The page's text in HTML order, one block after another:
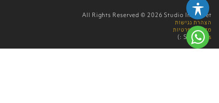
All Rights Reserved © 2026 Studio Imaginet
הצהרת נגישות
מדיניות פרטיות
Site by us
:)